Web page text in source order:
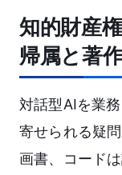
知的財産
帰属と著
対話型AIを業
寄せられる疑
画書、コード